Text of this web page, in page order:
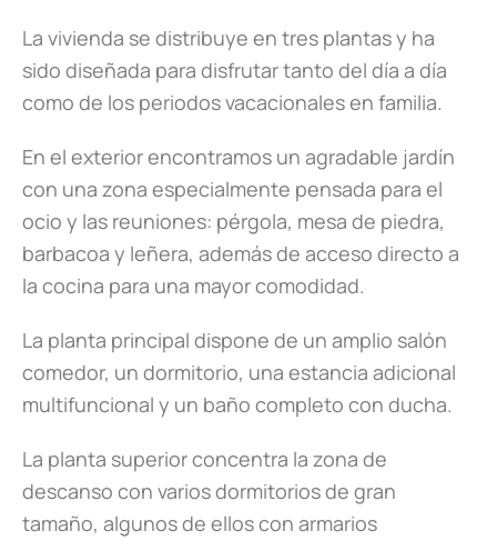
La vivienda se distribuye en tres plantas y ha
sido diseñada para disfrutar tanto del día a día
como de los periodos vacacionales en familia.
En el exterior encontramos un agradable jardín
con una zona especialmente pensada para el
ocio y las reuniones: pérgola, mesa de piedra,
barbacoa y leñera, además de acceso directo a
la cocina para una mayor comodidad.
La planta principal dispone de un amplio salón
comedor, un dormitorio, una estancia adicional
multifuncional y un baño completo con ducha.
La planta superior concentra la zona de
descanso con varios dormitorios de gran
tamaño, algunos de ellos con armarios